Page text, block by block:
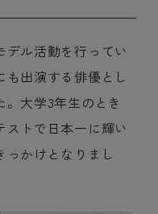
ル活動を行ってい
出演する俳優とし
大学3年生のとき
ストで日本一に輝い
かけとなりまし